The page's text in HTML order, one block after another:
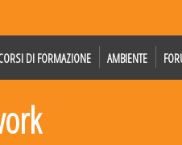
DI FORMAZIONE AMBIENTE